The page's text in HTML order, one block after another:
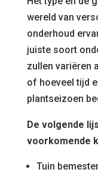
wereld van
onderhoud
juiste soort
zullen variëren
of hoeveel tijd
plantseizoen
De volgende
voorkomende
Tuin